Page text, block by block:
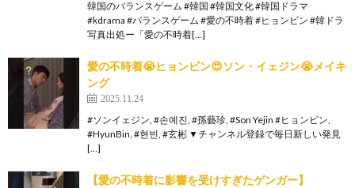
韓国のバランスゲーム #韓国 #韓国文化 #韓国ドラマ
#kdrama #バランスゲーム #愛の不時着 #ヒョンビン #韓ドラ
写真出処ー「愛の不時着[…]
愛の不時着😭ヒョンビン😍ソン・イェジン😭メイキ
ング
2025.11.24
#ソンイェジン, #손예진, #孫藝珍, #Son Yejin #ヒョンビン,
#HyunBin, #현빈, #玄彬 ▼チャンネル登録で毎日新しい発見
[…]
【愛の不時着に影響を受けすぎたゲンガー】